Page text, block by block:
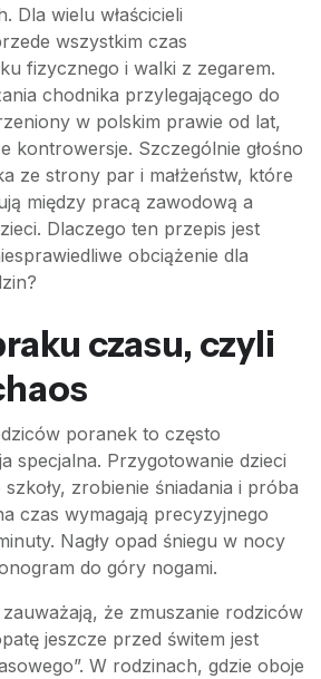
Dla wielu właścicieli
wszystkim czas
fizycznego i walki z zegarem.
chodnika przylegającego do
w polskim prawie od lat,
kontrowersje. Szczególnie głośno
ze strony par i małżeństw, które
między pracą zawodową a
Dlaczego ten przepis jest
obciążenie dla
czasu, czyli
poranek to często
specjalna. Przygotowanie dzieci
zrobienie śniadania i próba
czas wymagają precyzyjnego
Nagły opad śniegu w nocy
do góry nogami.
że zmuszanie rodziców
jeszcze przed świtem jest
W rodzinach, gdzie oboje